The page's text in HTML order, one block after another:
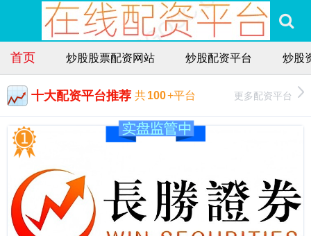
首页 炒股股票配资网站 炒股配资平台 炒股
十大配资平台推荐 共100+平台 更多配资平台